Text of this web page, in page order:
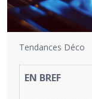
Tendances Déco
EN BREF